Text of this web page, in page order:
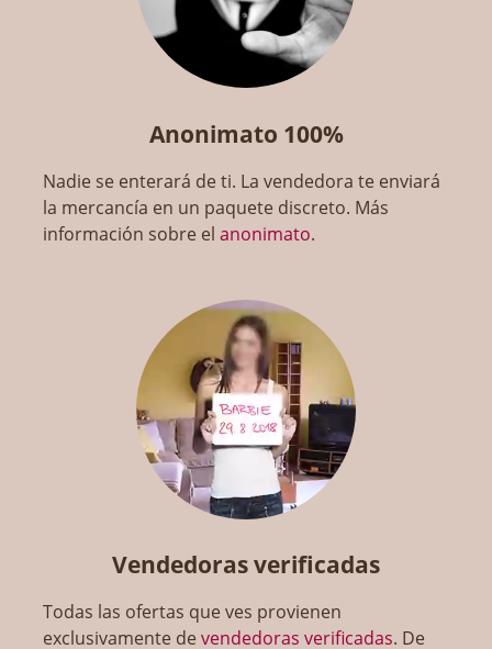
Anonimato 100%
Nadie se enterará de ti. La vendedora te enviará
la mercancía en un paquete discreto. Más
información sobre elanonimato.
Vendedoras verificadas
Todas las ofertas que ves provienen
exclusivamente devendedoras verificadas. De